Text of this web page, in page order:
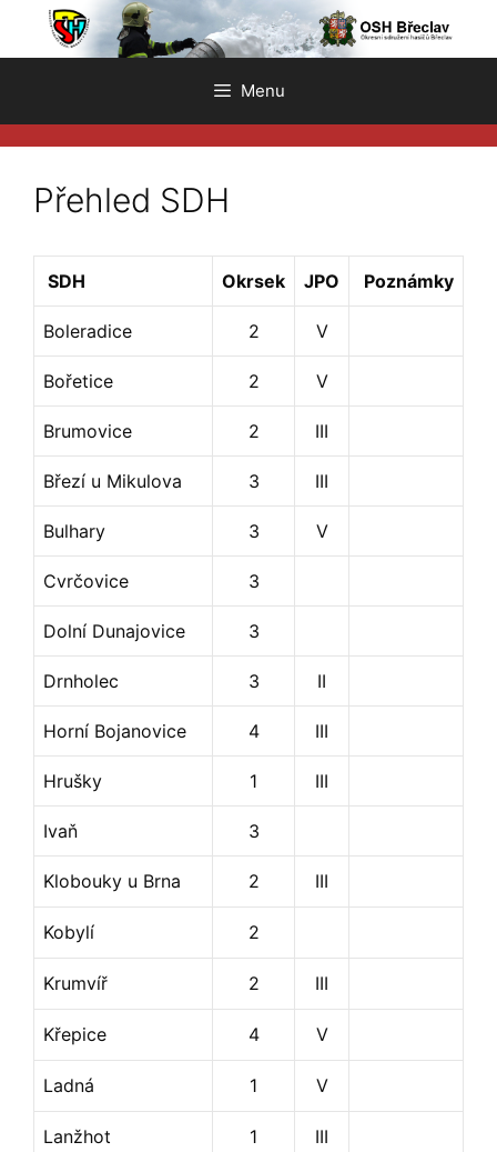
Přeskočit
Menu
Přehled SDH
SDH Okrsek JPO Poznámky
Boleradice 2 V
Bořetice 2 V
Brumovice 2 III
Březí u Mikulova 3 III
Bulhary 3 V
Cvrčovice 3
Dolní Dunajovice 3
Drnholec 3 II
Horní Bojanovice 4 III
Hrušky 1 III
Ivaň 3
Klobouky u Brna 2 III
Kobylí 2
Krumvíř 2 III
Křepice 4 V
Ladná 1 V
Lanžhot 1 III